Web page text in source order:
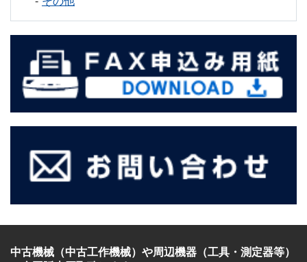
中古機械（中古工作機械） や周辺機器（工具・測定器等）